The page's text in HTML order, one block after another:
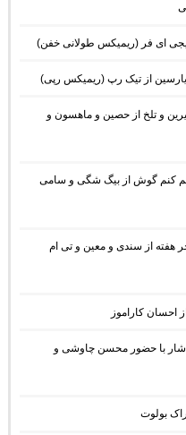
از تیک رپ (ریمیکس رپی)
و تلخ از حصین و ماهسون و
کم کنم گوش از بیگ شگی و سامی
هفته از سندی و معین و تی ام
احسان کاراموز
زلزله 5 از دی جی یاشار با حضور محسن چاوشی و